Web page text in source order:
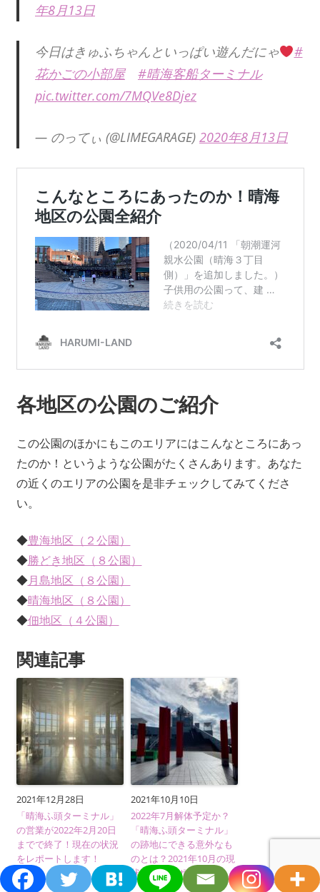
年8月13日
今日はきゅふちゃんといっぱい遊んだにゃ
#
花かごの小部屋
#晴海客船ターミナル
pic.twitter.com/7MQVe8Djez
— のってぃ (@LIMEGARAGE) 2020年8月13日
各地区の公園のご紹介
この公園のほかにもこのエリアにはこんなところにあっ
たのか！というような公園がたくさんあります。あなた
の近くのエリアの公園を是非チェックしてみてくださ
い。
◆豊海地区（２公園）
◆勝どき地区（８公園）
◆月島地区（８公園）
◆晴海地区（８公園）
◆佃地区（４公園）
関連記事
2021年12月28日
「晴海ふ頭ターミナル」
の営業が2022年2月20日
までで終了！現在の状況
をレポートします！
2021年10月10日
2022年7月解体予定か？
「晴海ふ頭ターミナル」
の跡地にできる意外なも
のとは？2021年10月の現
状を現地レポート